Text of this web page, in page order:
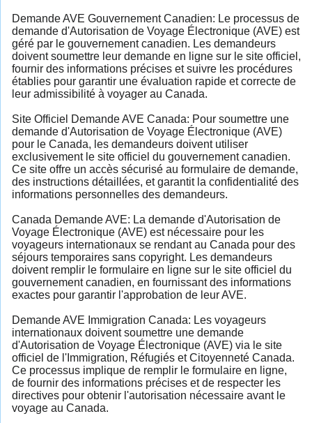
Demande AVE Gouvernement Canadien: Le processus de
demande d'Autorisation de Voyage Électronique (AVE) est
géré par le gouvernement canadien. Les demandeurs
doivent soumettre leur demande en ligne sur le site officiel,
fournir des informations précises et suivre les procédures
établies pour garantir une évaluation rapide et correcte de
leur admissibilité à voyager au Canada.
Site Officiel Demande AVE Canada: Pour soumettre une
demande d'Autorisation de Voyage Électronique (AVE)
pour le Canada, les demandeurs doivent utiliser
exclusivement le site officiel du gouvernement canadien.
Ce site offre un accès sécurisé au formulaire de demande,
des instructions détaillées, et garantit la confidentialité des
informations personnelles des demandeurs.
Canada Demande AVE: La demande d'Autorisation de
Voyage Électronique (AVE) est nécessaire pour les
voyageurs internationaux se rendant au Canada pour des
séjours temporaires sans copyright. Les demandeurs
doivent remplir le formulaire en ligne sur le site officiel du
gouvernement canadien, en fournissant des informations
exactes pour garantir l'approbation de leur AVE.
Demande AVE Immigration Canada: Les voyageurs
internationaux doivent soumettre une demande
d'Autorisation de Voyage Électronique (AVE) via le site
officiel de l'Immigration, Réfugiés et Citoyenneté Canada.
Ce processus implique de remplir le formulaire en ligne,
de fournir des informations précises et de respecter les
directives pour obtenir l'autorisation nécessaire avant le
voyage au Canada.